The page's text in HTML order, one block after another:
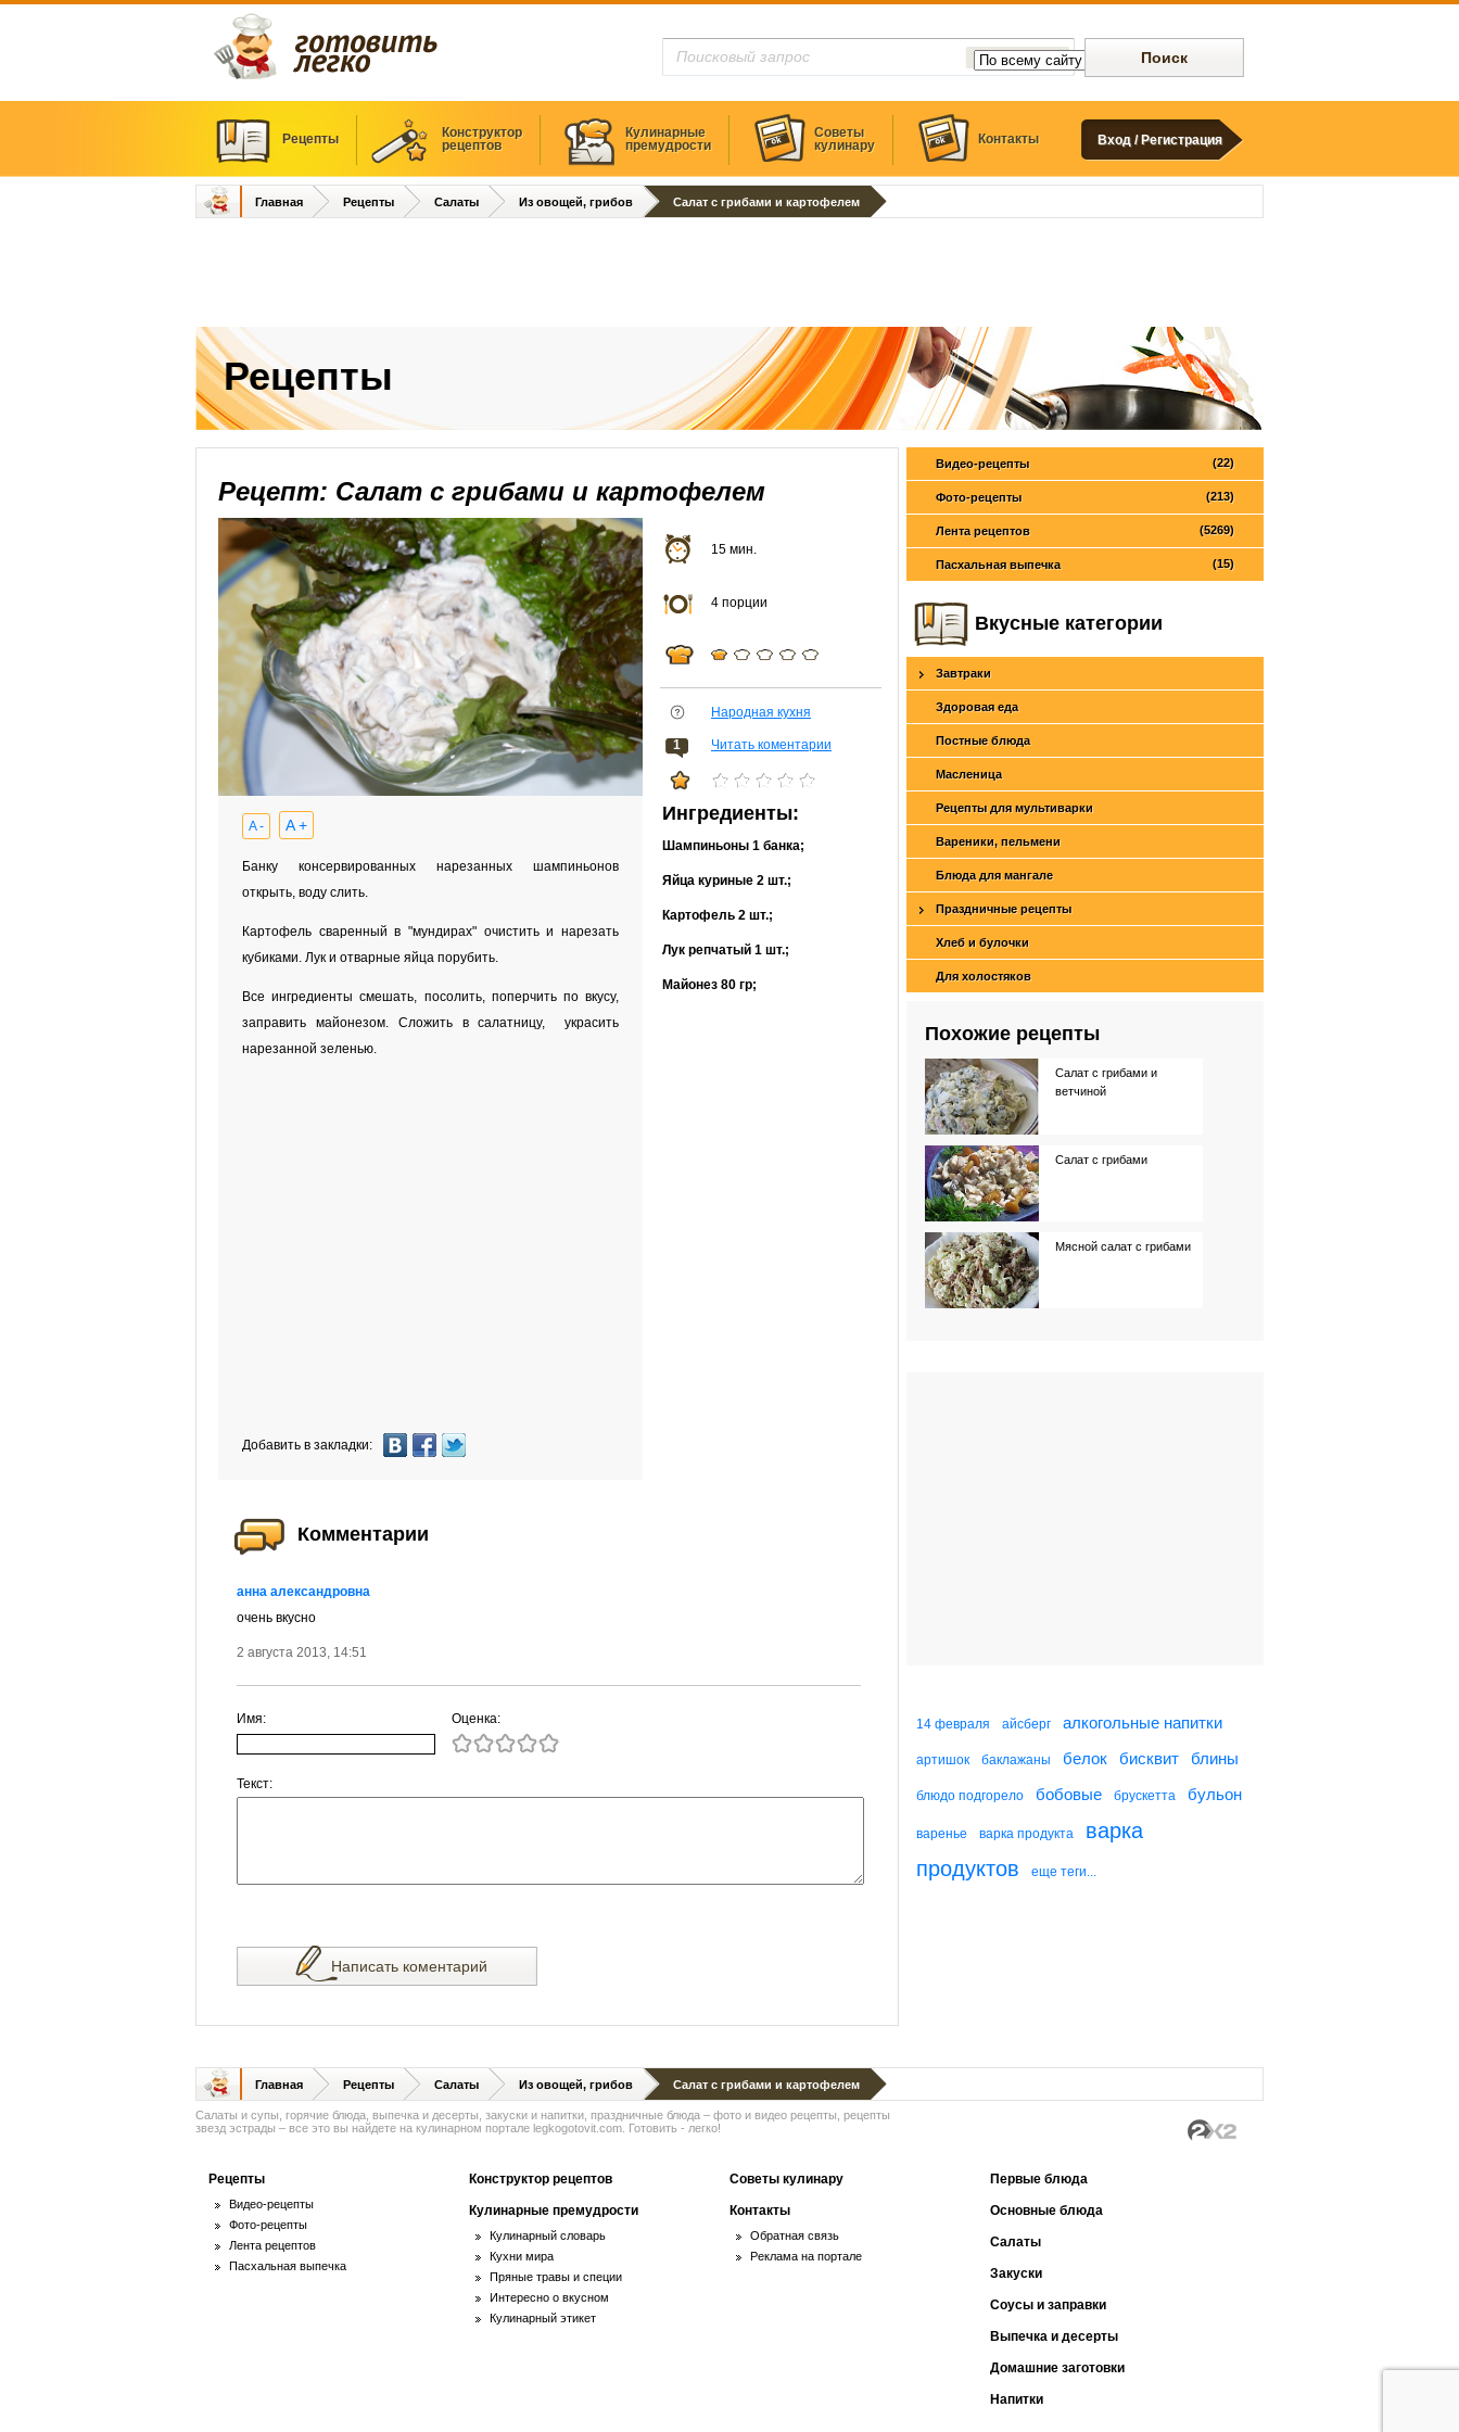
Рецепты
Конструктор
рецептов
Кулинарные
премудрости
Советы
кулинару
Контакты Вход / Регистрация
Главная Рецепты Салаты Из овощей, грибов Салат с грибами и картофелем
Рецепты
Рецепт: Салат с грибами и картофелем
A - A +
Банку консервированных нарезанных шампиньонов
открыть, воду слить.
Картофель сваренный в "мундирах" очистить и нарезать
кубиками. Лук и отварные яйца порубить.
Все ингредиенты смешать, посолить, поперчить по вкусу,
заправить майонезом. Сложить в салатницу, украсить
нарезанной зеленью.
Добавить в закладки:
15 мин.
4 порции
Народная кухня
1 Читать коментарии
Ингредиенты:
Шампиньоны 1 банка;
Яйца куриные 2 шт.;
Картофель 2 шт.;
Лук репчатый 1 шт.;
Майонез 80 гр;
Комментарии
анна александровна
очень вкусно
2 августа 2013, 14:51
Имя: Оценка:
Текст:
Написать коментарий
(22)
Видео-рецепты
(213)
Фото-рецепты
(5269)
Лента рецептов
(15)
Пасхальная выпечка
Вкусные категории
Завтраки
Здоровая еда
Постные блюда
Масленица
Рецепты для мультиварки
Вареники, пельмени
Блюда для мангале
Праздничные рецепты
Хлеб и булочки
Для холостяков
Похожие рецепты
Салат с грибами и
ветчиной
Салат с грибами
Мясной салат с грибами
Борщ с белыми грибами
14 февраля айсберг алкогольные напитки
артишок баклажаны белок бисквит блины
блюдо подгорело бобовые брускетта бульон
варенье варка продукта
варка
продуктов
еще теги...
Главная Рецепты Салаты Из овощей, грибов Салат с грибами и картофелем
Салаты и супы, горячие блюда, выпечка и десерты, закуски и напитки, праздничные блюда – фото и видео рецепты, рецепты
звезд эстрады – все это вы найдете на кулинарном портале legkogotovit.com. Готовить - легко!
Рецепты
Видео-рецепты
Фото-рецепты
Лента рецептов
Пасхальная выпечка
Конструктор рецептов
Кулинарные премудрости
Кулинарный словарь
Кухни мира
Пряные травы и специи
Интересно о вкусном
Кулинарный этикет
Советы кулинару
Контакты
Обратная связь
Реклама на портале
Первые блюда
Основные блюда
Салаты
Закуски
Соусы и заправки
Выпечка и десерты
Домашние заготовки
Напитки